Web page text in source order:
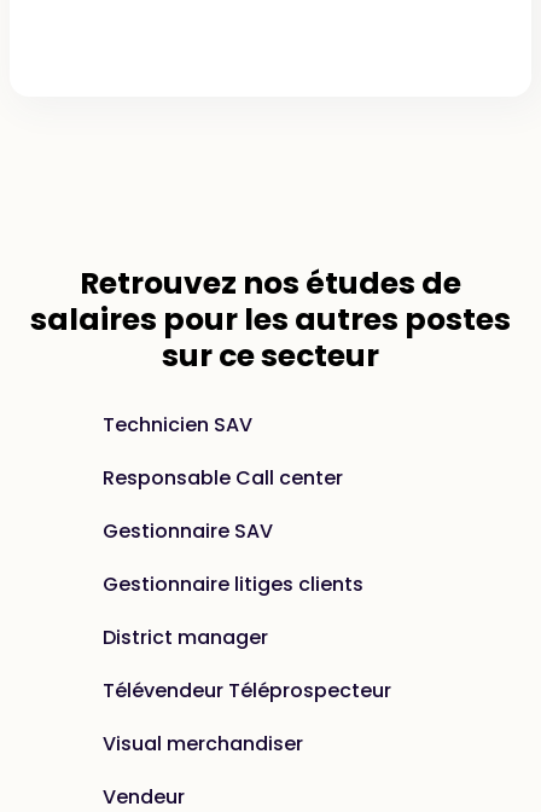
Retrouvez nos études de
salaires pour les autres postes
sur ce secteur
Technicien SAV
Responsable Call center
Gestionnaire SAV
Gestionnaire litiges clients
District manager
Télévendeur Téléprospecteur
Visual merchandiser
Vendeur